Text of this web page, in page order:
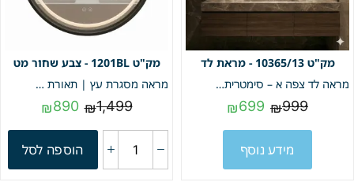
10365/13 - מראת לד
מראה לד צפה א – סימטרית | 3 מצבי תאורה | 80*60 | מק"ט 10365/13
₪999
₪699
מידע נוסף
1201BL - צבע שחור מט
מראה מסגרת עץ | תאורת לד 3 מצבים & מפשיר אדים | תאורה קדמית | קוטר 80 מק"ט 1201BL
₪1,499
₪890
הוספה לסל